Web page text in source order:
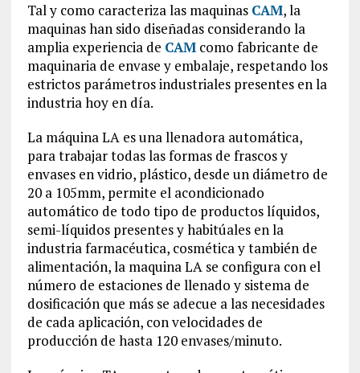
Tal y como caracteriza las maquinas CAM, la
maquinas han sido diseñadas considerando la
amplia experiencia de CAMcomo fabricante de
maquinaria de envase y embalaje, respetando los
estrictos parámetros industriales presentes en la
industria hoy en día.
La máquina LA es una llenadora automática,
para trabajar todas las formas de frascos y
envases en vidrio, plástico, desde un diámetro de
20 a 105mm, permite el acondicionado
automático de todo tipo de productos líquidos,
semi-líquidos presentes y habitúales en la
industria farmacéutica, cosmética y también de
alimentación, la maquina LA se configura con el
número de estaciones de llenado y sistema de
dosificación que más se adecue a las necesidades
de cada aplicación, con velocidades de
producción de hasta 120 envases/minuto.